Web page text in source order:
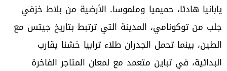
يابانيا هادئا، حميميا وملموسا. الأرضية من بلاط خزفي
جلب من توكونامي، المدينة التي ترتبط بتاريخ جيتس مع
الطين، بينما تحمل الجدران طلاء ترابيا خشنا يقارب
البدائية، في تباين متعمد مع لمعان المتاجر الفاخرة